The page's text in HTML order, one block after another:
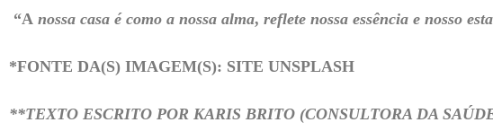
“A nossa casa é como a nossa alma, reflete nossa essência e nosso
*FONTE DA(S) IMAGEM(S): SITE UNSPLASH
**TEXTO ESCRITO POR KARIS BRITO (CONSULTORA DA